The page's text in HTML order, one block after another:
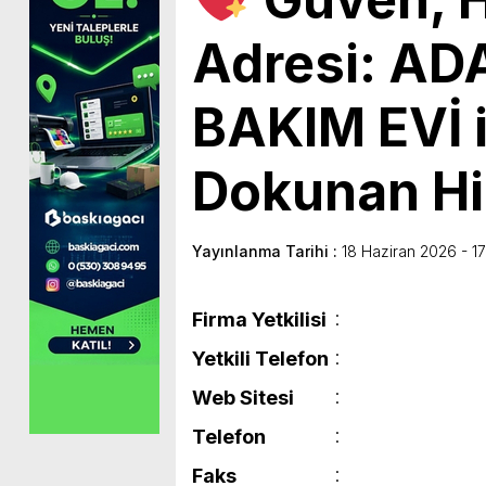
Adresi:
BAKIM EVİ
Dokunan
Yayınlanma Tarihi : 18 Haziran 2026 -
Firma Yetkilisi
Yetkili Telefon
Web Sitesi
Telefon
Faks